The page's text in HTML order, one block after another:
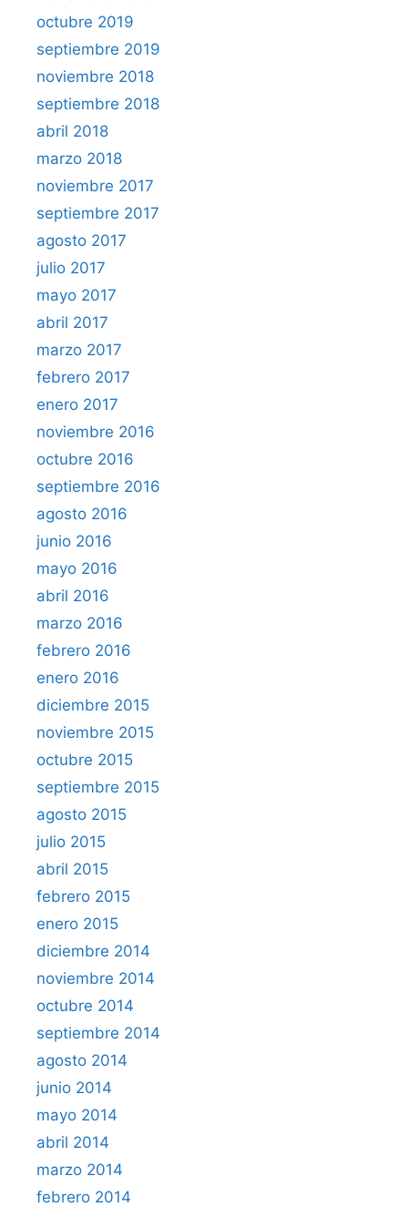
octubre 2019
septiembre 2019
noviembre 2018
septiembre 2018
abril 2018
marzo 2018
noviembre 2017
septiembre 2017
agosto 2017
julio 2017
mayo 2017
abril 2017
marzo 2017
febrero 2017
enero 2017
noviembre 2016
octubre 2016
septiembre 2016
agosto 2016
junio 2016
mayo 2016
abril 2016
marzo 2016
febrero 2016
enero 2016
diciembre 2015
noviembre 2015
octubre 2015
septiembre 2015
agosto 2015
julio 2015
abril 2015
febrero 2015
enero 2015
diciembre 2014
noviembre 2014
octubre 2014
septiembre 2014
agosto 2014
junio 2014
mayo 2014
abril 2014
marzo 2014
febrero 2014